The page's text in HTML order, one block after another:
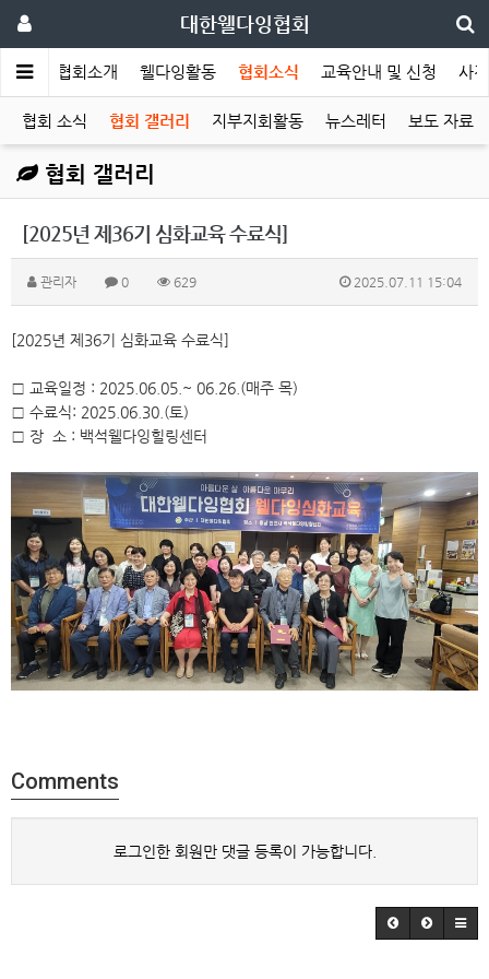
대한웰다잉협회
메인 협회소개 웰다잉활동 협회소식 교육안내 및 신청 사
협회 소식 협회 갤러리 지부지회활동 뉴스레터 보도 자료
협회 갤러리
[2025년 제36기 심화교육 수료식]
관리자 0 629 2025.07.11 15:04
[2025년 제36기 심화교육 수료식]
□ 교육일정 : 2025.06.05.~ 06.26.(매주 목)
□ 수료식: 2025.06.30.(토)
□ 장 소 : 백석웰다잉힐링센터
Comments
로그인한 회원만 댓글 등록이 가능합니다.